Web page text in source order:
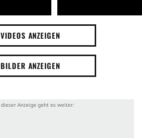
VIDEOS ANZEIGEN
BILDER ANZEIGEN